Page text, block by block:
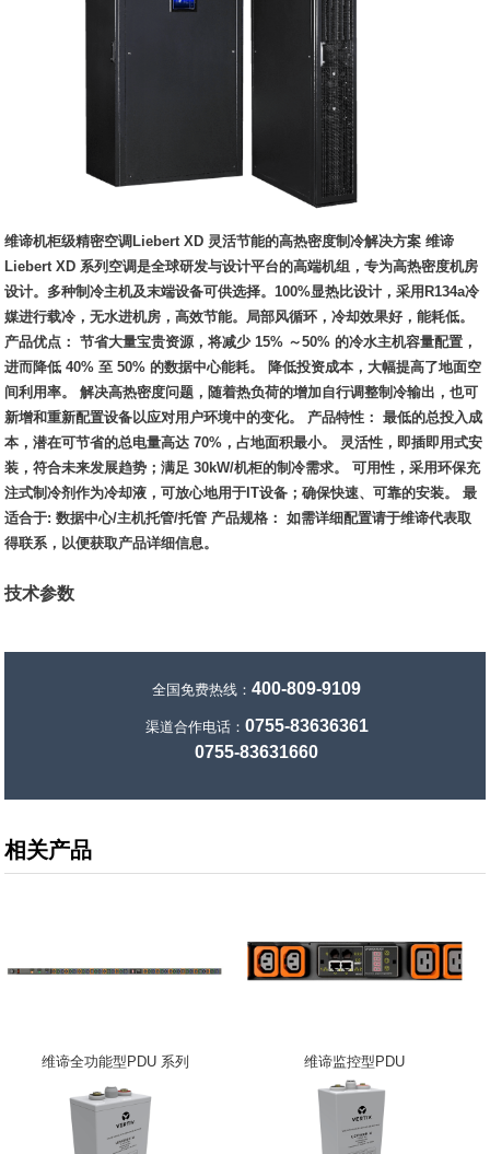
维谛机柜级精密空调Liebert XD 灵活节能的高热密度制冷解决方案 维谛
Liebert XD 系列空调是全球研发与设计平台的高端机组，专为高热密度机房
设计。多种制冷主机及末端设备可供选择。100%显热比设计，采用R134a冷
媒进行载冷，无水进机房，高效节能。局部风循环，冷却效果好，能耗低。
产品优点： 节省大量宝贵资源，将减少 15% ～50% 的冷水主机容量配置，
进而降低 40% 至 50% 的数据中心能耗。 降低投资成本，大幅提高了地面空
间利用率。 解决高热密度问题，随着热负荷的增加自行调整制冷输出，也可
新增和重新配置设备以应对用户环境中的变化。 产品特性： 最低的总投入成
本，潜在可节省的总电量高达 70%，占地面积最小。 灵活性，即插即用式安
装，符合未来发展趋势；满足 30kW/机柜的制冷需求。 可用性，采用环保充
注式制冷剂作为冷却液，可放心地用于IT设备；确保快速、可靠的安装。 最
适合于: 数据中心/主机托管/托管 产品规格： 如需详细配置请于维谛代表取
得联系，以便获取产品详细信息。
技术参数
全国免费热线：400-809-9109
渠道合作电话： 0755-83636361
0755-83631660
相关产品
维谛全功能型PDU 系列 维谛监控型PDU